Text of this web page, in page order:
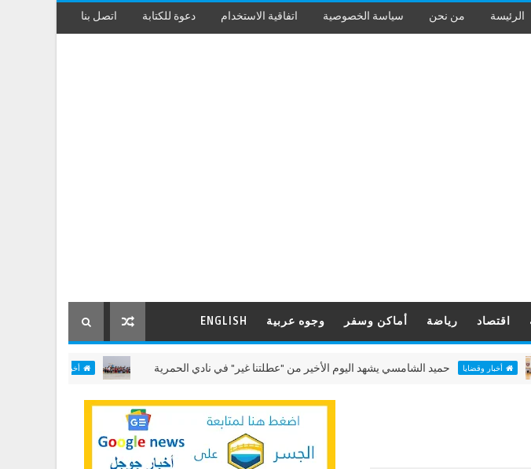
الرئيسة من نحن سياسة الخصوصية اتفاقية الاستخدام دعوة للكتابة اتصل بنا
اقتصاد رياضة أماكن وسفر وجوه عربية ENGLISH
وقضايا حميد الشامسي يشهد اليوم الأخير من "عطلتنا غير" في نادي الحمرية أخبار وقضايا